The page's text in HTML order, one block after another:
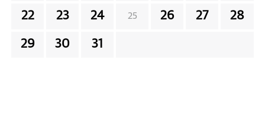
22 23 24 25 26 27 28
29 30 31